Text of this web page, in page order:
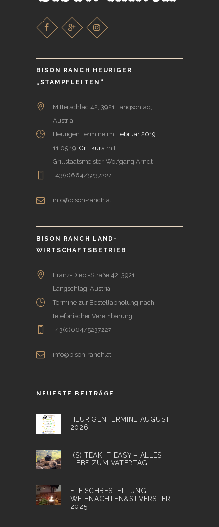
BISON RANCH HEURIGER
„STAMPFLEITEN“
Mitterschlag 42, 3921 Langschlag,
Austria
Heurigen Termine im Februar 2019
11.05.19:Grillkurs mit
Grillstaatsmeister Wolfgang Arndt.
+43(0)664/5237227
info@bison-ranch.at
BISON RANCH LAND-
WIRTSCHAFTSBETRIEB
Franz-Diebl-Straße 42, 3921
Langschlag, Austria
Termine zur Bestellabholung nach
telefonischer Vereinbarung
+43(0)664/5237227
info@bison-ranch.at
NEUESTE BEITRÄGE
HEURIGENTERMINE AUGUST
2026
„(S) TEAK IT EASY – ALLES
LIEBE ZUM VATERTAG
FLEISCHBESTELLUNG
WEIHNACHTEN&SILVERSTER
2025